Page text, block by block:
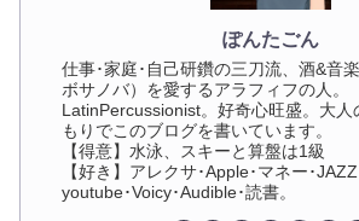
ぽんたごん
仕事･家庭･自己研鑽の三刀流、酒&音
ボサノバ）を愛するアラフィフの人。
LatinPercussionist。好奇心旺盛。大人
もりでこのブログを書いています。
【得意】水泳、スキーと算盤は1級
【好き】アレクサ･Apple･マネー･
youtube･Voicy･Audible･読書。